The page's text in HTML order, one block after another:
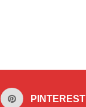
PINTEREST